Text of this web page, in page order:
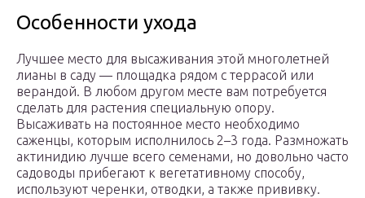
Особенности ухода
Лучшее место для высаживания этой многолетней
лианы в саду — площадка рядом с террасой или
верандой. В любом другом месте вам потребуется
сделать для растения специальную опору.
Высаживать на постоянное место необходимо
саженцы, которым исполнилось 2–3 года. Размножать
актинидию лучше всего семенами, но довольно часто
садоводы прибегают к вегетативному способу,
используют черенки, отводки, а также прививку.